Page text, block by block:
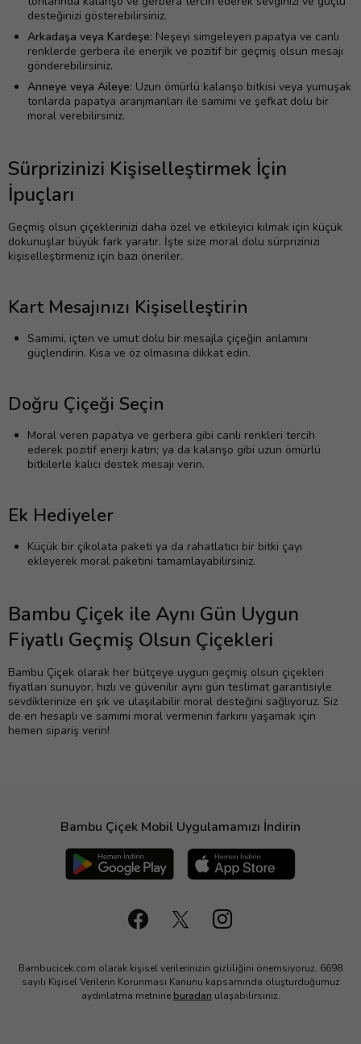
desteğinizi gösterebilirsiniz.
Arkadaşa veya Kardeşe: Neşeyi simgeleyen papatya ve canlı
renklerde gerbera ile enerjik ve pozitif bir geçmiş olsun mesajı
gönderebilirsiniz.
Anneye veya Aileye: Uzun ömürlü kalanşo bitkisi veya yumuşak
tonlarda papatya aranjmanları ile samimi ve şefkat dolu bir
moral verebilirsiniz.
Sürprizinizi Kişiselleştirmek İçin
İpuçları
Geçmiş olsun çiçeklerinizi daha özel ve etkileyici kılmak için küçük
dokunuşlar büyük fark yaratır. İşte size moral dolu sürprizinizi
kişiselleştirmeniz için bazı öneriler.
Kart Mesajınızı Kişiselleştirin
Samimi, içten ve umut dolu bir mesajla çiçeğin anlamını
güçlendirin. Kısa ve öz olmasına dikkat edin.
Doğru Çiçeği Seçin
Moral veren papatya ve gerbera gibi canlı renkleri tercih
ederek pozitif enerji katın; ya da kalanşo gibi uzun ömürlü
bitkilerle kalıcı destek mesajı verin.
Ek Hediyeler
Küçük bir çikolata paketi ya da rahatlatıcı bir bitki çayı
ekleyerek moral paketini tamamlayabilirsiniz.
Bambu Çiçek ile Aynı Gün Uygun
Fiyatlı Geçmiş Olsun Çiçekleri
Bambu Çiçek olarak her bütçeye uygun geçmiş olsun çiçekleri
fiyatları sunuyor, hızlı ve güvenilir aynı gün teslimat garantisiyle
sevdiklerinize en şık ve ulaşılabilir moral desteğini sağlıyoruz. Siz
de en hesaplı ve samimi moral vermenin farkını yaşamak için
hemen sipariş verin!
Bambu Çiçek Mobil Uygulamamızı İndirin
Bambucicek.com olarak kişisel verilerinizin gizliliğini önemsiyoruz. 6698
sayılı Kişisel Verilerin Korunması Kanunu kapsamında oluşturduğumuz
aydınlatma metnine buradan ulaşabilirsiniz.